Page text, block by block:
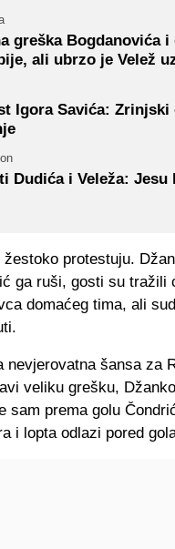
greška Bogdanovića i
ali ubrzo je Velež
Igora Savića: Zrinjski
Dudića i Veleža: Jesu
protestuju.
ga ruši, gosti su tražili
domaćeg tima, ali
nevjerovatna šansa za
veliku grešku,
sam prema golu
i lopta odlazi pored